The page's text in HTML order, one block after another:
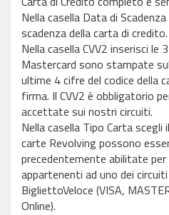
Nella casella Data di
scadenza della carta di credito.
Nella casella CVV2 inserisci le
Mastercard sono stampate
ultime 4 cifre del codice della
firma. Il CVV2 è obbligatorio
accettate sui nostri circuiti.
Nella casella Tipo Carta scegli
carte Revolving possono
precedentemente abilitate
appartenenti ad uno dei
BigliettoVeloce (VISA,
Online).